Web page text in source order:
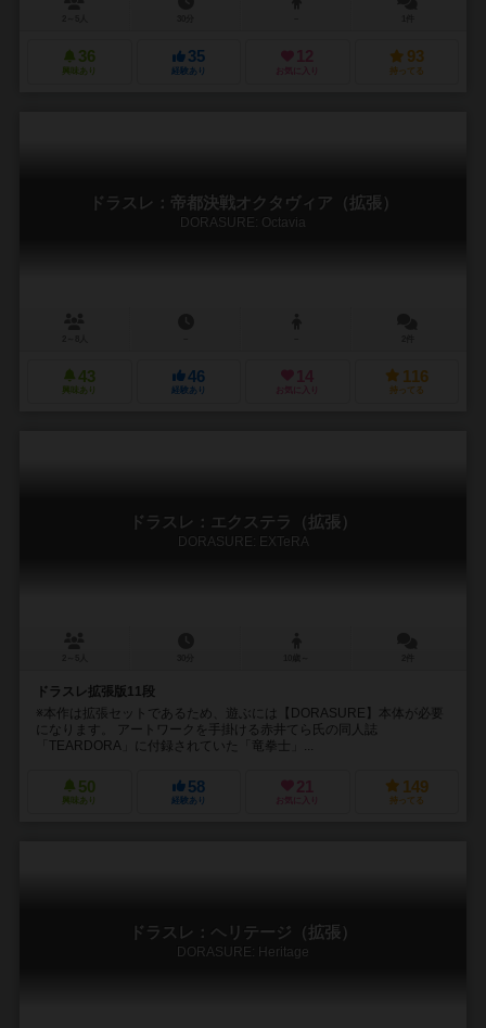
36
興味あり
35
経験あり
12
お気に入り
93
持ってる
ドラスレ：帝都決戦オクタヴィア（拡張）
DORASURE: Octavia
43
興味あり
46
経験あり
14
お気に入り
116
持ってる
ドラスレ：エクステラ（拡張）
DORASURE: EXTeRA
ドラスレ拡張版11段
※本作は拡張セットであるため、遊ぶには【DORASURE】本体が必要
になります。 アートワークを手掛ける赤井てら氏の同人誌
「TEARDORA」に付録されていた「竜拳士」...
50
興味あり
58
経験あり
21
お気に入り
149
持ってる
ドラスレ：ヘリテージ（拡張）
DORASURE: Heritage